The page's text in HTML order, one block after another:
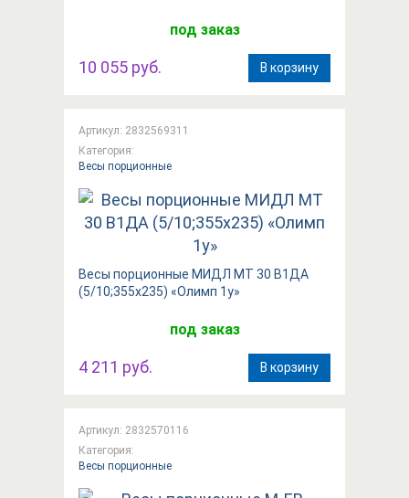
под заказ
10 055 руб. В корзину
Артикул: 2832569311
Категория:
Весы порционные
Весы порционные МИДЛ МТ 30 В1ДА
(5/10;355х235) «Олимп 1у»
под заказ
4 211 руб. В корзину
Артикул: 2832570116
Категория:
Весы порционные